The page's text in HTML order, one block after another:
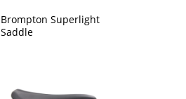
Brompton Superlight
Saddle